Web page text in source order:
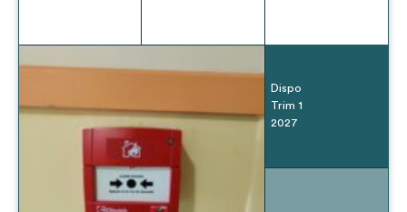
Dispo
Trim 1
2027